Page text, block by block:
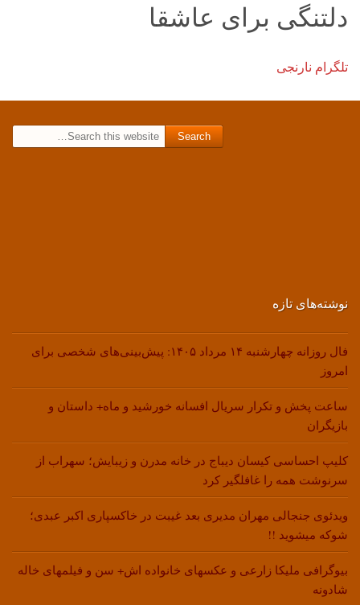
دلتنگی برای عاشقا
تلگرام نارنجی
نوشته‌های تازه
فال روزانه چهارشنبه ۱۴ مرداد ۱۴۰۵: پیش‌بینی‌های شخصی برای
امروز
ساعت پخش و تکرار سریال افسانه خورشید و ماه+ داستان و
بازیگران
کلیپ احساسی کیسان دیباج در خانه مدرن و زیبایش؛ سهراب از
سرنوشت همه را غافلگیر کرد
ویدئوی جنجالی مهران مدیری بعد غیبت در خاکسپاری اکبر عبدی؛
شوکه میشوید !!
بیوگرافی ملیکا زارعی و عکسهای خانواده اش+ سن و فیلمهای خاله
شادونه